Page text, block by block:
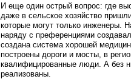
И еще один острый вопрос: где
даже в сельское хозяйство
которые могут только инженеры.
наряду с преференциями
создана система хорошей
построены дороги и мосты, в
квалифицированные люди. А без
реализованы.